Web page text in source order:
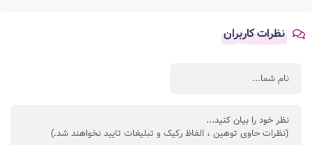
نظرات کاربران